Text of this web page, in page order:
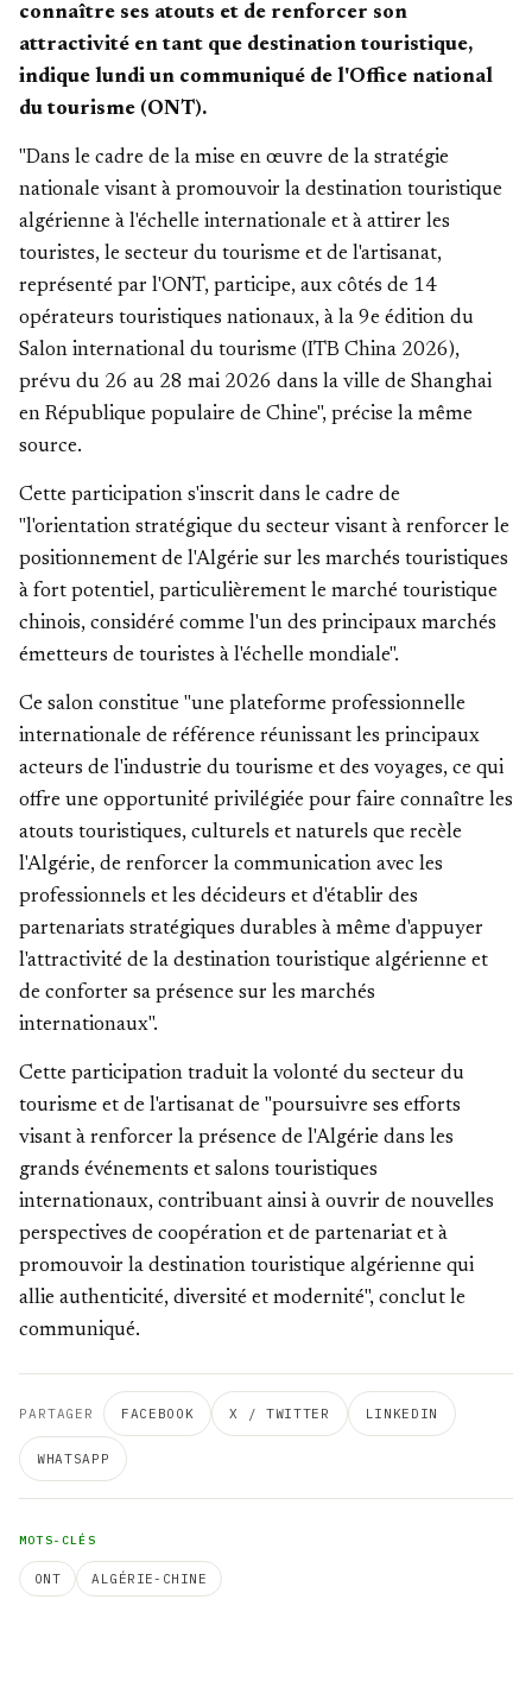
connaître ses atouts et de renforcer son
attractivité en tant que destination touristique,
indique lundi un communiqué de l'Office national
du tourisme (ONT).
"Dans le cadre de la mise en œuvre de la stratégie
nationale visant à promouvoir la destination touristique
algérienne à l'échelle internationale et à attirer les
touristes, le secteur du tourisme et de l'artisanat,
représenté par l'ONT, participe, aux côtés de 14
opérateurs touristiques nationaux, à la 9e édition du
Salon international du tourisme (ITB China 2026),
prévu du 26 au 28 mai 2026 dans la ville de Shanghai
en République populaire de Chine", précise la même
source.
Cette participation s'inscrit dans le cadre de
"l'orientation stratégique du secteur visant à renforcer le
positionnement de l'Algérie sur les marchés touristiques
à fort potentiel, particulièrement le marché touristique
chinois, considéré comme l'un des principaux marchés
émetteurs de touristes à l'échelle mondiale".
Ce salon constitue "une plateforme professionnelle
internationale de référence réunissant les principaux
acteurs de l'industrie du tourisme et des voyages, ce qui
offre une opportunité privilégiée pour faire connaître les
atouts touristiques, culturels et naturels que recèle
l'Algérie, de renforcer la communication avec les
professionnels et les décideurs et d'établir des
partenariats stratégiques durables à même d'appuyer
l'attractivité de la destination touristique algérienne et
de conforter sa présence sur les marchés
internationaux".
Cette participation traduit la volonté du secteur du
tourisme et de l'artisanat de "poursuivre ses efforts
visant à renforcer la présence de l'Algérie dans les
grands événements et salons touristiques
internationaux, contribuant ainsi à ouvrir de nouvelles
perspectives de coopération et de partenariat et à
promouvoir la destination touristique algérienne qui
allie authenticité, diversité et modernité", conclut le
communiqué.
PARTAGER FACEBOOK X / TWITTER LINKEDIN
WHATSAPP
MOTS-CLÉS
ONT ALGÉRIE-CHINE